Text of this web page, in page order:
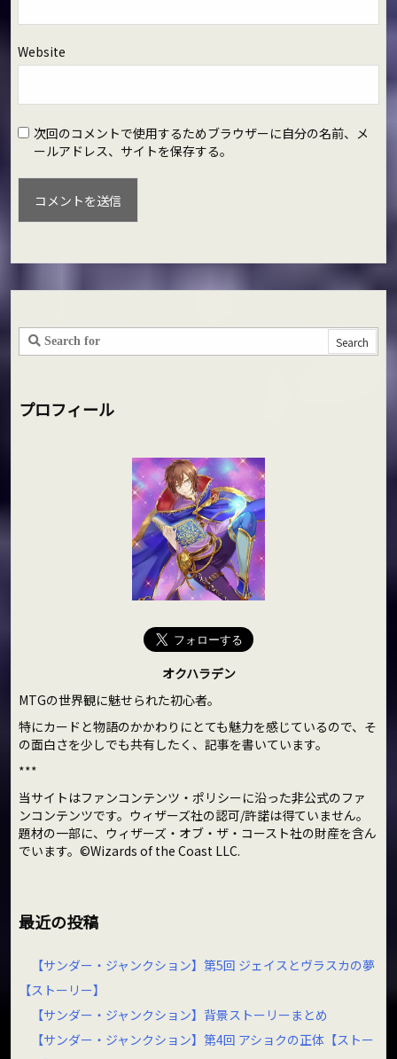
Website
次回のコメントで使用するためブラウザーに自分の名前、メ
ールアドレス、サイトを保存する。
プロフィール
オクハラデン
MTGの世界観に魅せられた初心者。
特にカードと物語のかかわりにとても魅力を感じているので、そ
の面白さを少しでも共有したく、記事を書いています。
***
当サイトはファンコンテンツ・ポリシーに沿った非公式のファ
ンコンテンツです。ウィザーズ社の認可/許諾は得ていません。
題材の一部に、ウィザーズ・オブ・ザ・コースト社の財産を含ん
でいます。©Wizards of the Coast LLC.
最近の投稿
【サンダー・ジャンクション】第5回 ジェイスとヴラスカの夢
【ストーリー】
【サンダー・ジャンクション】背景ストーリーまとめ
【サンダー・ジャンクション】第4回 アショクの正体【ストー